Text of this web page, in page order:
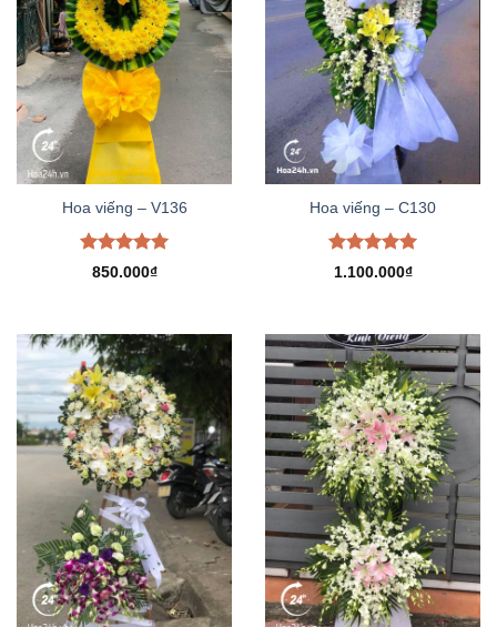
Hoa viếng – V136
Được xếp
850.000₫
Hoa viếng – C130
Được xếp
1.100.000₫